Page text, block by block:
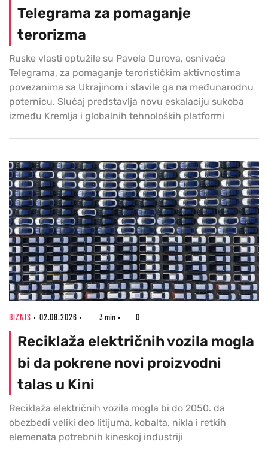
Telegrama za pomaganje
terorizma
Ruske vlasti optužile su Pavela Durova, osnivača
Telegrama, za pomaganje terorističkim aktivnostima
povezanima sa Ukrajinom i stavile ga na međunarodnu
poternicu. Slučaj predstavlja novu eskalaciju sukoba
između Kremlja i globalnih tehnoloških platformi
BIZNIS 02.08.2026 3 min 0
Reciklaža električnih vozila mogla
bi da pokrene novi proizvodni
talas u Kini
Reciklaža električnih vozila mogla bi do 2050. da
obezbedi veliki deo litijuma, kobalta, nikla i retkih
elemenata potrebnih kineskoj industriji